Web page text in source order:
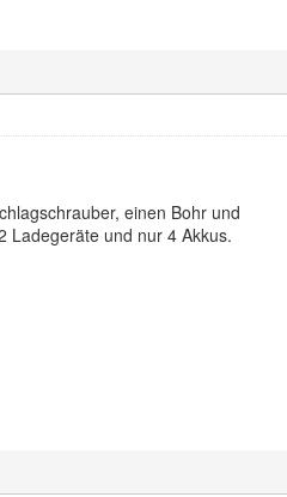
einen Bohr und
Ladegeräte und nur 4 Akkus.